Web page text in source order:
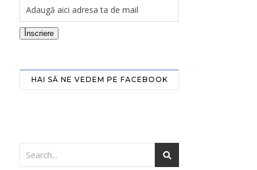
Înscriere
HAI SĂ NE VEDEM PE FACEBOOK